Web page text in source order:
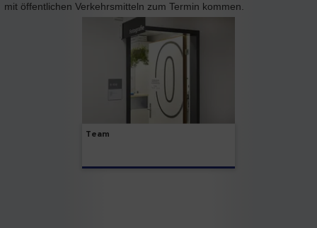
mit öffentlichen Verkehrsmitteln zum Termin kommen.
Team